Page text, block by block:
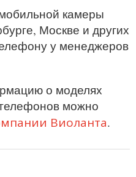
камеры
Москве и других
у менеджеров
о моделях
можно
Виоланта.